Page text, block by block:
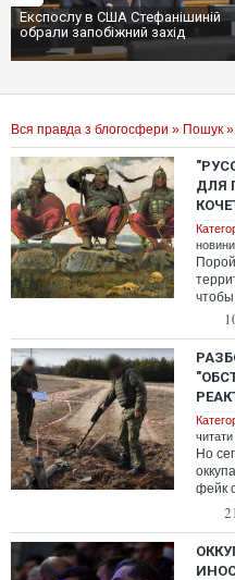
Експослу в США Стефанішиній
обрали запобіжний захід
Вся правда з блогосфери » Пошук
ДЛЯ
новини
читати
Но
фейк